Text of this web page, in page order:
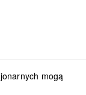
mogą